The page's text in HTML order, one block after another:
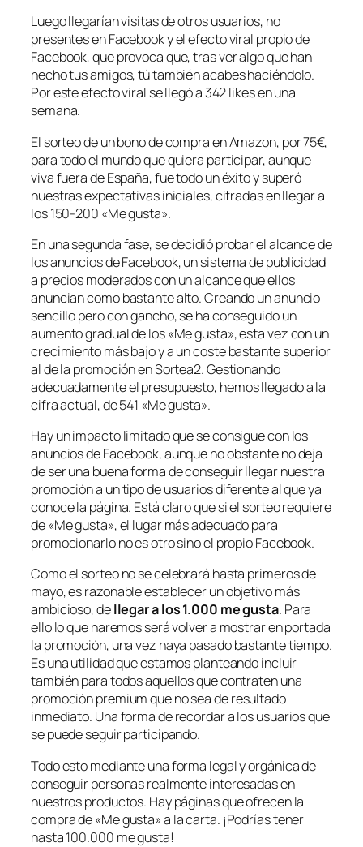
Luego llegarían visitas de otros usuarios, no
presentes en Facebook y el efecto viral propio de
Facebook, que provoca que, tras ver algo que han
hecho tus amigos, tú también acabes haciéndolo.
Por este efecto viral se llegó a 342 likes en una
semana.
El sorteo de un bono de compra en Amazon, por 75€,
para todo el mundo que quiera participar, aunque
viva fuera de España, fue todo un éxito y superó
nuestras expectativas iniciales, cifradas en llegar a
los 150-200 «Me gusta».
En una segunda fase, se decidió probar el alcance de
los anuncios de Facebook, un sistema de publicidad
a precios moderados con un alcance que ellos
anuncian como bastante alto. Creando un anuncio
sencillo pero con gancho, se ha conseguido un
aumento gradual de los «Me gusta», esta vez con un
crecimiento más bajo y a un coste bastante superior
al de la promoción en Sortea2. Gestionando
adecuadamente el presupuesto, hemos llegado a la
cifra actual, de 541 «Me gusta».
Hay un impacto limitado que se consigue con los
anuncios de Facebook, aunque no obstante no deja
de ser una buena forma de conseguir llegar nuestra
promoción a un tipo de usuarios diferente al que ya
conoce la página. Está claro que si el sorteo requiere
de «Me gusta», el lugar más adecuado para
promocionarlo no es otro sino el propio Facebook.
Como el sorteo no se celebrará hasta primeros de
mayo, es razonable establecer un objetivo más
ambicioso, dellegar a los 1.000 me gusta. Para
ello lo que haremos será volver a mostrar en portada
la promoción, una vez haya pasado bastante tiempo.
Es una utilidad que estamos planteando incluir
también para todos aquellos que contraten una
promoción premium que no sea de resultado
inmediato. Una forma de recordar a los usuarios que
se puede seguir participando.
Todo esto mediante una forma legal y orgánica de
conseguir personas realmente interesadas en
nuestros productos. Hay páginas que ofrecen la
compra de «Me gusta» a la carta. ¡Podrías tener
hasta 100.000 me gusta!